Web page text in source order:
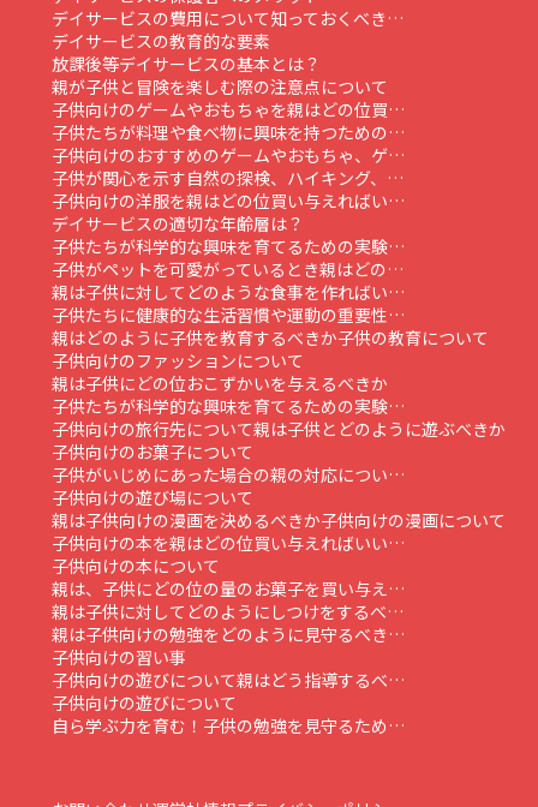
デイサービスの費用について知っておくべき…
デイサービスの教育的な要素
放課後等デイサービスの基本とは？
親が子供と冒険を楽しむ際の注意点について
子供向けのゲームやおもちゃを親はどの位買…
子供たちが料理や食べ物に興味を持つための…
子供向けのおすすめのゲームやおもちゃ、ゲ…
子供が関心を示す自然の探検、ハイキング、…
子供向けの洋服を親はどの位買い与えればい…
デイサービスの適切な年齢層は？
子供たちが科学的な興味を育てるための実験…
子供がペットを可愛がっているとき親はどの…
親は子供に対してどのような食事を作ればい…
子供たちに健康的な生活習慣や運動の重要性…
親はどのように子供を教育するべきか子供の教育について
子供向けのファッションについて
親は子供にどの位おこずかいを与えるべきか
子供たちが科学的な興味を育てるための実験…
子供向けの旅行先について親は子供とどのように遊ぶべきか
子供向けのお菓子について
子供がいじめにあった場合の親の対応につい…
子供向けの遊び場について
親は子供向けの漫画を決めるべきか子供向けの漫画について
子供向けの本を親はどの位買い与えればいい…
子供向けの本について
親は、子供にどの位の量のお菓子を買い与え…
親は子供に対してどのようにしつけをするべ…
親は子供向けの勉強をどのように見守るべき…
子供向けの習い事
子供向けの遊びについて親はどう指導するべ…
子供向けの遊びについて
自ら学ぶ力を育む！子供の勉強を見守るため…